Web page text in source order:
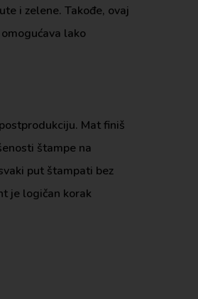
i zelene. Takođe, ovaj
lako
Mat finiš
štampe na
put štampati bez
je logičan korak